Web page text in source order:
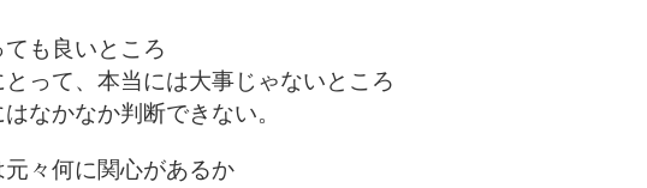
ても良いところ
とって、本当には大事じゃないところ
なかなか判断できない。
元々何に関心があるか